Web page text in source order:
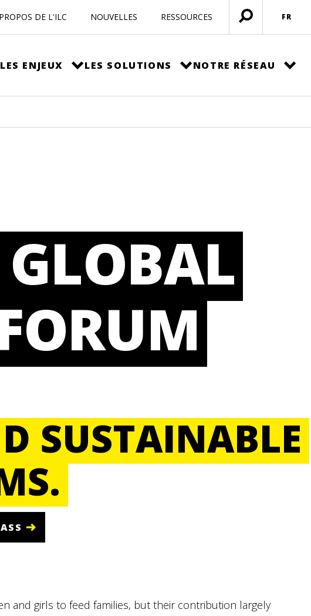
DE L'ILC NOUVELLES RESSOURCES
Ouvrir
menu
FR
LES ENJEUX LES SOLUTIONS NOTRE RÉSEAU
SUSTAINABLE
and girls to feed families, but their contribution largely